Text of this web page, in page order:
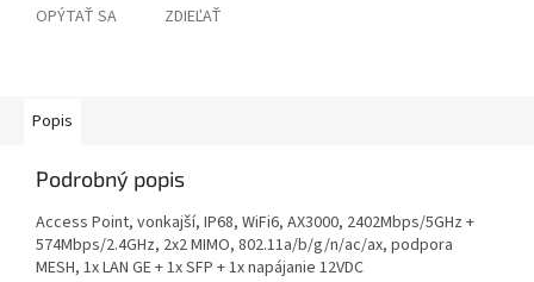
OPÝTAŤ SA ZDIEĽAŤ
Popis
Podrobný popis
Access Point, vonkajší, IP68, WiFi6, AX3000, 2402Mbps/5GHz +
574Mbps/2.4GHz, 2x2 MIMO, 802.11a/b/g/n/ac/ax, podpora
MESH, 1x LAN GE + 1x SFP + 1x napájanie 12VDC